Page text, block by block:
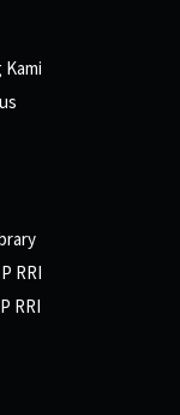
RRI
RRI